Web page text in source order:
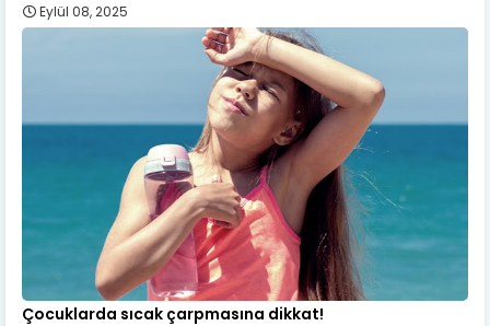
Eylül 08, 2025
Çocuklarda sıcak çarpmasına dikkat!